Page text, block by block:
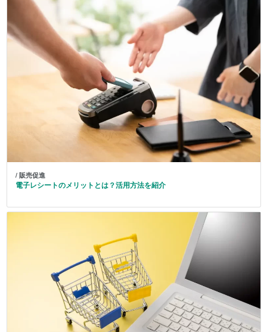
/ 販売促進
電子レシートのメリットとは？活用方法を紹介